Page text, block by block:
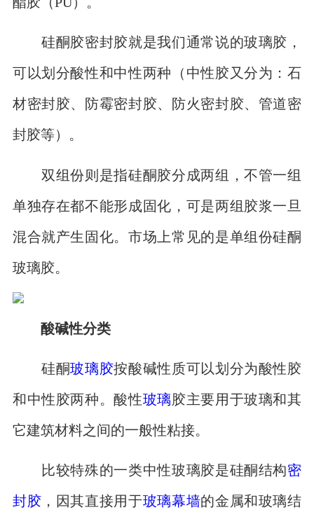
硅酮胶密封胶就是我们通常说的玻璃胶，
可以划分酸性和中性两种（中性胶又分为：石
材密封胶、防霉密封胶、防火密封胶、管道密
封胶等）。
双组份则是指硅酮胶分成两组，不管一组
单独存在都不能形成固化，可是两组胶浆一旦
混合就产生固化。市场上常见的是单组份硅酮
玻璃胶。
酸碱性分类
硅酮玻璃胶按酸碱性质可以划分为酸性胶
和中性胶两种。酸性玻璃 胶主要用于玻璃和其
它建筑材料之间的一般性粘接。
比较特殊的一类中性玻璃胶是硅酮结构密
封胶 ，因其直接用于玻璃幕墙的金属和玻璃结